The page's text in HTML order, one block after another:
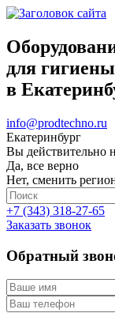
для
в
info@prodtechno.ru
Екатеринбург
Вы действительно
Да, все верно
Нет, сменить
+7 (343) 318-27-65
Заказать звонок
Обратный